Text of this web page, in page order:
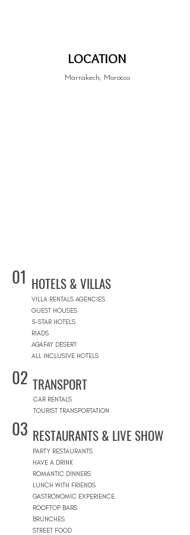
LOCATION
Marrakech, Morocco
01 HOTELS & VILLAS
VILLA RENTALS AGENCIES
GUEST HOUSES
5-STAR HOTELS
RIADS
AGAFAY DESERT
ALL INCLUSIVE HOTELS
02 TRANSPORT
CAR RENTALS
TOURIST TRANSPORTATION
03 RESTAURANTS & LIVE SHOW
PARTY RESTAURANTS
HAVE A DRINK
ROMANTIC DINNERS
LUNCH WITH FRIENDS
GASTRONOMIC EXPERIENCE
ROOFTOP BARS
BRUNCHES
STREET FOOD